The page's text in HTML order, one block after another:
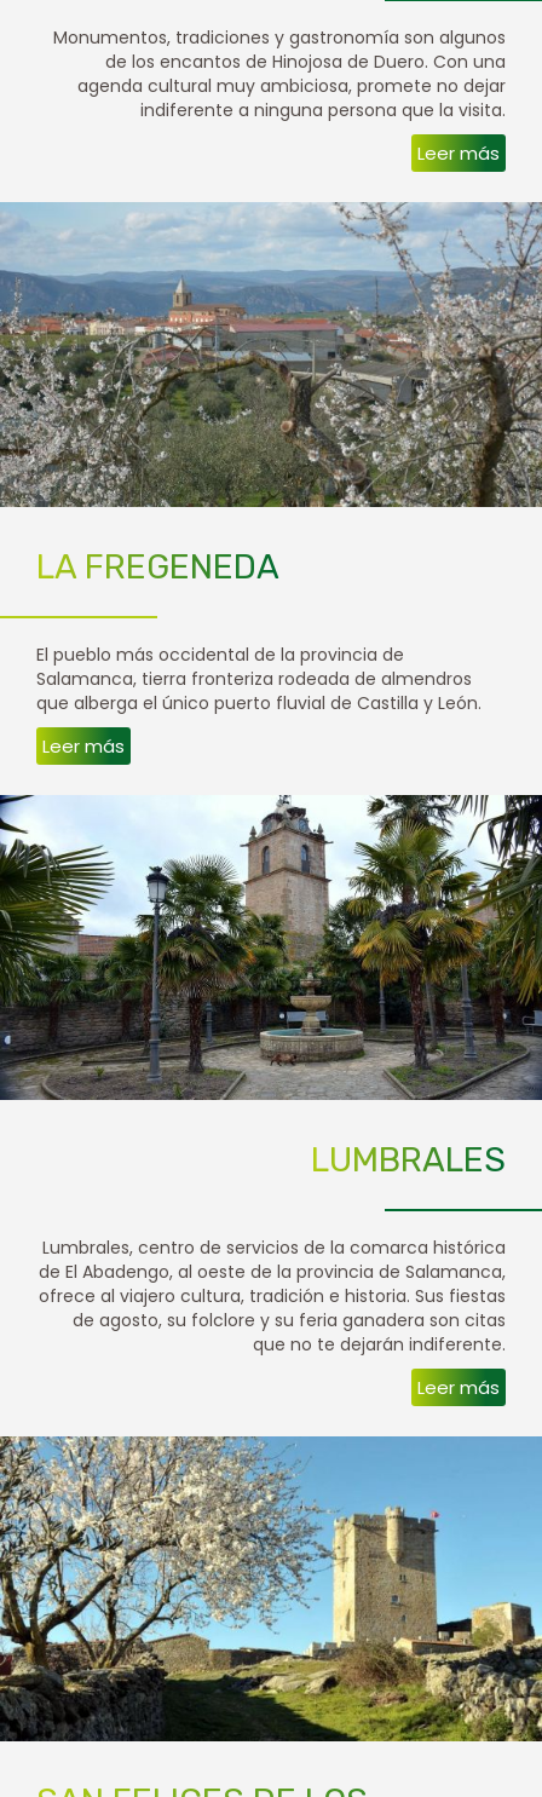
Monumentos, tradiciones y gastronomía son algunos
de los encantos de Hinojosa de Duero. Con una
agenda cultural muy ambiciosa, promete no dejar
indiferente a ninguna persona que la visita.
Leer más
LA FREGENEDA
El pueblo más occidental de la provincia de
Salamanca, tierra fronteriza rodeada de almendros
que alberga el único puerto fluvial de Castilla y León.
Leer más
LUMBRALES
Lumbrales, centro de servicios de la comarca histórica
de El Abadengo, al oeste de la provincia de Salamanca,
ofrece al viajero cultura, tradición e historia. Sus fiestas
de agosto, su folclore y su feria ganadera son citas
que no te dejarán indiferente.
Leer más